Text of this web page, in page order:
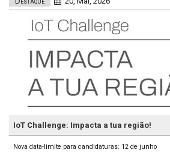
IoT Challenge: Impacta a tua região!
Nova data-limite para candidaturas: 12 de junho